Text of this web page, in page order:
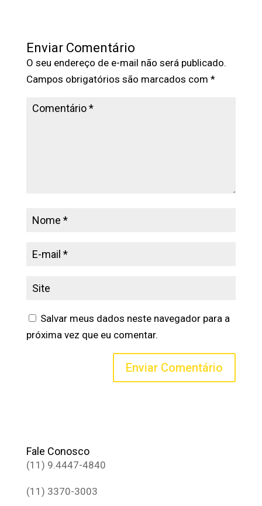
Enviar Comentário
O seu endereço de e-mail não será publicado.
Campos obrigatórios são marcados com *
Salvar meus dados neste navegador para a
próxima vez que eu comentar.
Fale Conosco
(11) 9.4447-4840
(11) 3370-3003